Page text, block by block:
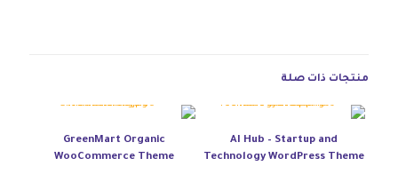
منتجات ذات صلة
AI Hub – Startup and
Technology WordPress Theme
GreenMart Organic
WooCommerce Theme